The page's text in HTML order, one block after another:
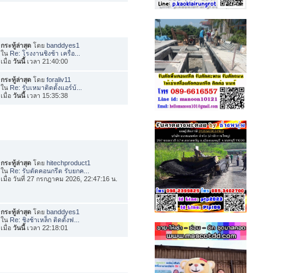
กระทู้ล่าสุด โดยbanddyes1
ใน Re: โรงงานชิงช้า เครื่อ...
เมื่อวันนี้เวลา 21:40:00
กระทู้ล่าสุด โดยforaliv11
ใน Re: รับเหมาติดตั้งแอร์บ้...
เมื่อวันนี้เวลา 15:35:38
กระทู้ล่าสุด โดยhitechproduct1
ใน Re: รับตัดคอนกรีต รับยกค...
เมื่อ วันที่ 27 กรกฎาคม 2026, 22:47:16 น.
กระทู้ล่าสุด โดยbanddyes1
ใน Re: ชิงช้าเหล็ก ติดตั้งฟ...
เมื่อวันนี้เวลา 22:18:01